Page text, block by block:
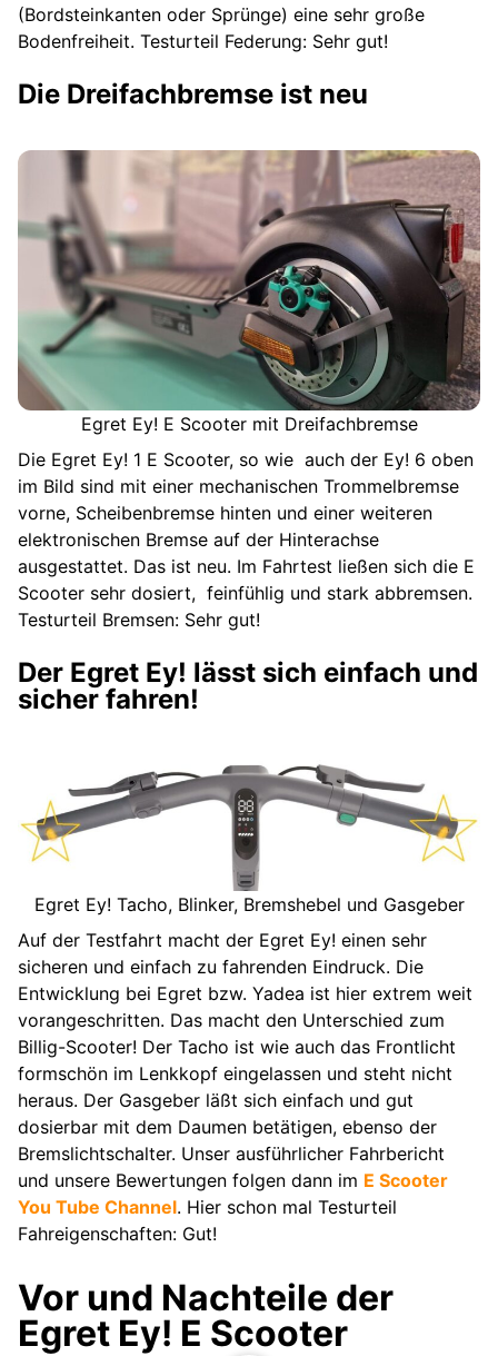
(Bordsteinkanten oder Sprünge) eine sehr große
Bodenfreiheit. Testurteil Federung: Sehr gut!
Die Dreifachbremse ist neu
Egret Ey! E Scooter mit Dreifachbremse
Die Egret Ey! 1 E Scooter, so wie auch der Ey! 6 oben
im Bild sind mit einer mechanischen Trommelbremse
vorne, Scheibenbremse hinten und einer weiteren
elektronischen Bremse auf der Hinterachse
ausgestattet. Das ist neu. Im Fahrtest ließen sich die E
Scooter sehr dosiert, feinfühlig und stark abbremsen.
Testurteil Bremsen: Sehr gut!
Der Egret Ey! lässt sich einfach und
sicher fahren!
Egret Ey! Tacho, Blinker, Bremshebel und Gasgeber
Auf der Testfahrt macht der Egret Ey! einen sehr
sicheren und einfach zu fahrenden Eindruck. Die
Entwicklung bei Egret bzw. Yadea ist hier extrem weit
vorangeschritten. Das macht den Unterschied zum
Billig-Scooter! Der Tacho ist wie auch das Frontlicht
formschön im Lenkkopf eingelassen und steht nicht
heraus. Der Gasgeber läßt sich einfach und gut
dosierbar mit dem Daumen betätigen, ebenso der
Bremslichtschalter. Unser ausführlicher Fahrbericht
und unsere Bewertungen folgen dann im E Scooter
You Tube Channel. Hier schon mal Testurteil
Fahreigenschaften: Gut!
Vor und Nachteile der
Egret Ey! E Scooter